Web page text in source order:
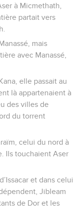
à Micmethath,
partait vers
mais
avec Manassé,
elle passait au
là appartenaient à
des villes de
du torrent
celui du nord à
Ils touchaient Aser
et dans celui
Jibleam
de Dor et les